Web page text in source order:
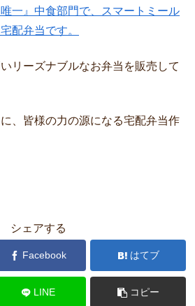
一』中食部門で、スマートミール
配弁当です。
リーズナブルなお弁当を販売して
、皆様の力の源になる宅配弁当作
シェアする
Facebook はてブ
LINE コピー